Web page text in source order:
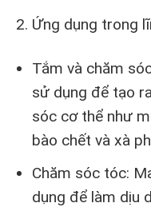
Ứng dụng trong
Tắm và chăm
sử dụng để tạo
sóc cơ thể như
bào chết và xà
Chăm sóc tóc:
dụng để làm dịu